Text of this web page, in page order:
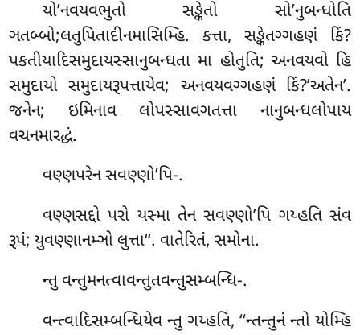
યો’નવયવભુતો સઙ્કેતો સો’નુબન્ધોતિ
ઞતબ્બો;લતુપિતાદીનમાસિમ્હિ. કત્તા, સઙ્કેતગ્ગહણં કિં?
પકતીયાદિસમુદાયસ્સાનુબન્ધતા મા હોતુતિ; અનવયવો હિ
સમુદાયો સમુદાયરૂપત્તાયેવ; અનવયવગ્ગહણં કિં?’અતેન’.
જનેન; ઇમિનાવ લોપસ્સાવગતત્તા નાનુબન્ધલોપાય
વચનમારદ્ધં.
વણ્ણપરેનસવણ્ણો’પિ-.
વણ્ણસદ્દો પરો યસ્મા તેન સવણ્ણો’પિ ગય્હતિ સંવ
રૂપં; યુવણ્ણાનમ્ઞો લુત્તા‘‘. વાતેરિતં, સમોના.
ન્તુવન્તુમનત્વાવન્તુતવન્તુસમ્બન્ધિ-.
વન્ત્વાદિસમ્બન્ધિયેવ ન્તુ ગય્હતિ, ‘‘ન્તન્તુનં ન્તો યોમ્હિ